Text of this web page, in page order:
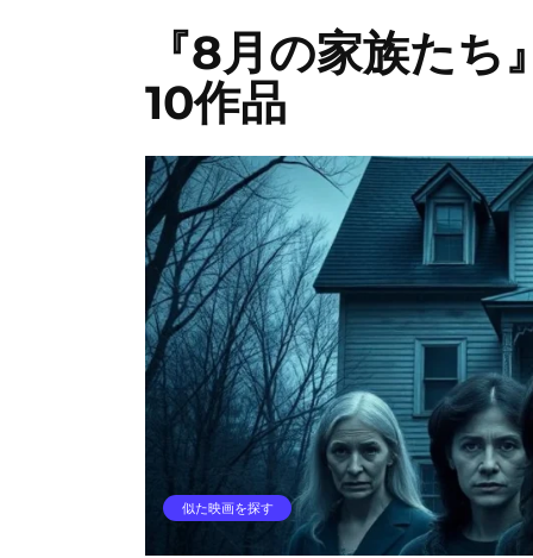
『8月の家族た
10作品
似た映画を探す